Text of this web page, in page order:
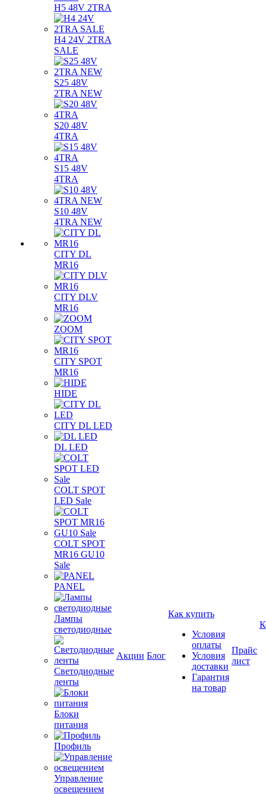
H5 48V 2TRA
H4 24V 2TRA
SALE
S25 48V
2TRA NEW
S20 48V
4TRA
S15 48V
4TRA
S10 48V
4TRA NEW
CITY DL
MR16
CITY DLV
MR16
ZOOM
CITY SPOT
MR16
HIDE
CITY DL LED
DL LED
COLT SPOT
LED Sale
COLT SPOT
MR16 GU10
Sale
PANEL
Лампы
светодиодные
Светодиодные
ленты
Блоки
питания
Профиль
Управление
освещением
Акции Блог
Как купить
Условия
оплаты
Условия
доставки
Гарантия
на товар
Прайс
лист